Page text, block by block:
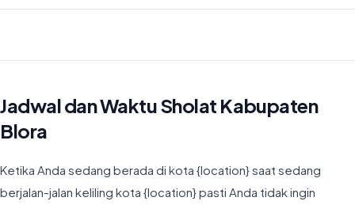
Jadwal dan Waktu Sholat Kabupaten
Blora
Ketika Anda sedang berada di kota {location} saat sedang
berjalan-jalan keliling kota {location} pasti Anda tidak ingin